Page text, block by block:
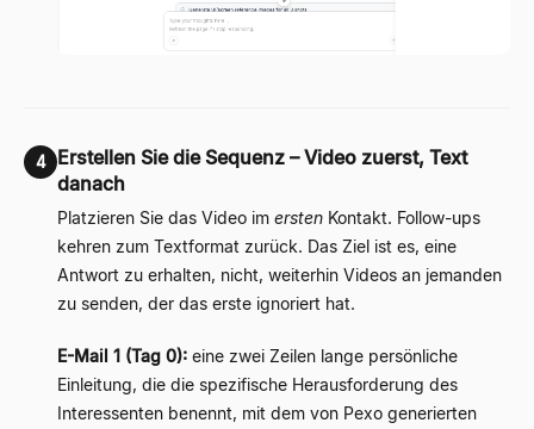
4
Erstellen Sie die Sequenz – Video zuerst, Text
danach
Platzieren Sie das Video im ersten Kontakt. Follow-ups
kehren zum Textformat zurück. Das Ziel ist es, eine
Antwort zu erhalten, nicht, weiterhin Videos an jemanden
zu senden, der das erste ignoriert hat.
E-Mail 1 (Tag 0): eine zwei Zeilen lange persönliche
Einleitung, die die spezifische Herausforderung des
Interessenten benennt, mit dem von Pexo generierten